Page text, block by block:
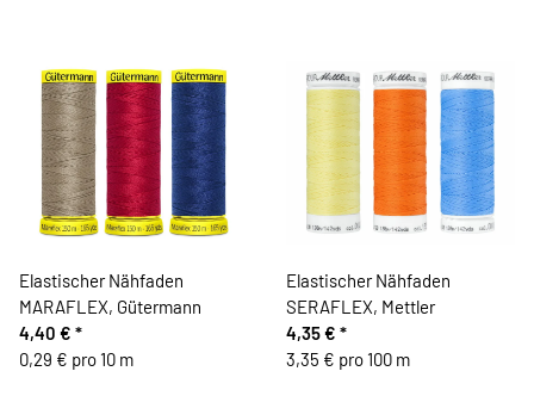
Elastischer Nähfaden
MARAFLEX, Gütermann
4,40 € *
0,29 € pro 10 m
Elastischer Nähfaden
SERAFLEX, Mettler
4,35 € *
3,35 € pro 100 m